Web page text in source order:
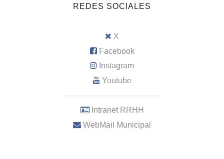
REDES SOCIALES
X
Facebook
Instagram
Youtube
–––––––––––––––––––––
Intranet RRHH
WebMail Municipal